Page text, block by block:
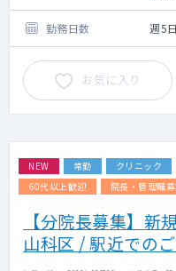
す。
各曜
調整
【
初診
の方
【訪
施設
体制
【患
勤務日数 週5
お気に入り
NEW 常勤 クリニック
60代以上歓迎
院長・管理職
【分院長募集】新
山科区 / 駅近での